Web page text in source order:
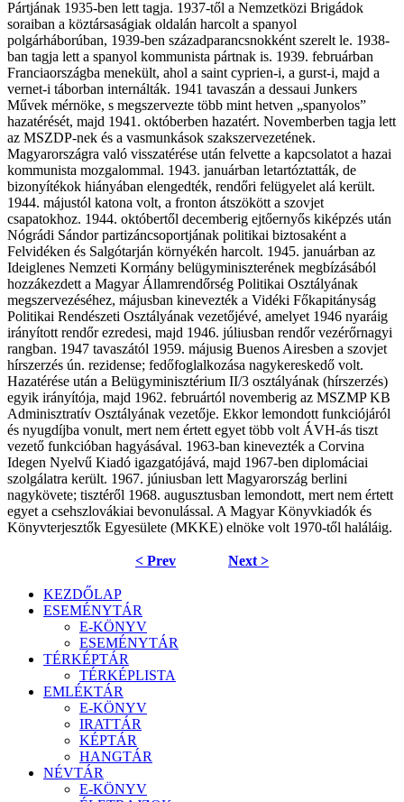
Pártjának 1935-ben lett tagja. 1937-től a Nemzetközi Brigádok
soraiban a köztársaságiak oldalán harcolt a spanyol
polgárháborúban, 1939-ben századparancsnokként szerelt le. 1938-
ban tagja lett a spanyol kommunista pártnak is. 1939. februárban
Franciaországba menekült, ahol a saint cyprien-i, a gurst-i, majd a
vernet-i táborban internálták. 1941 tavaszán a dessaui Junkers
Művek mérnöke, s megszervezte több mint hetven „spanyolos”
hazatérését, majd 1941. októberben hazatért. Novemberben tagja lett
az MSZDP-nek és a vasmunkások szakszervezetének.
Magyarországra való visszatérése után felvette a kapcsolatot a hazai
kommunista mozgalommal. 1943. januárban letartóztatták, de
bizonyítékok hiányában elengedték, rendőri felügyelet alá került.
1944. májustól katona volt, a fronton átszökött a szovjet
csapatokhoz. 1944. októbertől decemberig ejtőernyős kiképzés után
Nógrádi Sándor partizáncsoportjának politikai biztosaként a
Felvidéken és Salgótarján környékén harcolt. 1945. januárban az
Ideiglenes Nemzeti Kormány belügyminiszterének megbízásából
hozzákezdett a Magyar Államrendőrség Politikai Osztályának
megszervezéséhez, májusban kinevezték a Vidéki Főkapitányság
Politikai Rendészeti Osztályának vezetőjévé, amelyet 1946 nyaráig
irányított rendőr ezredesi, majd 1946. júliusban rendőr vezérőrnagyi
rangban. 1947 tavaszától 1959. májusig Buenos Airesben a szovjet
hírszerzés ún. rezidense; fedőfoglalkozása nagykereskedő volt.
Hazatérése után a Belügyminisztérium II/3 osztályának (hírszerzés)
egyik irányítója, majd 1962. februártól novemberig az MSZMP KB
Adminisztratív Osztályának vezetője. Ekkor lemondott funkciójáról
és nyugdíjba vonult, mert nem értett egyet több volt ÁVH-ás tiszt
vezető funkcióban hagyásával. 1963-ban kinevezték a Corvina
Idegen Nyelvű Kiadó igazgatójává, majd 1967-ben diplomáciai
szolgálatra került. 1967. júniusban lett Magyarország berlini
nagykövete; tisztéről 1968. augusztusban lemondott, mert nem értett
egyet a csehszlovákiai bevonulással. A Magyar Könyvkiadók és
Könyvterjesztők Egyesülete (MKKE) elnöke volt 1970-től haláláig.
< Prev Next >
KEZDŐLAP
ESEMÉNYTÁR
E-KÖNYV
ESEMÉNYTÁR
TÉRKÉPTÁR
TÉRKÉPLISTA
EMLÉKTÁR
E-KÖNYV
IRATTÁR
KÉPTÁR
HANGTÁR
NÉVTÁR
E-KÖNYV